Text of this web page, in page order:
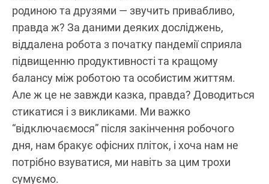
родиною та друзями — звучить привабливо,
правда ж? За даними деяких досліджень,
віддалена робота з початку пандемії сприяла
підвищенню продуктивності та кращому
балансу між роботою та особистим життям.
Але ж це не завжди казка, правда? Доводиться
стикатися і з викликами. Ми важко
“відключаємося” після закінчення робочого
дня, нам бракує офісних пліток, і хоча нам не
потрібно взуватися, ми навіть за цим трохи
сумуємо.